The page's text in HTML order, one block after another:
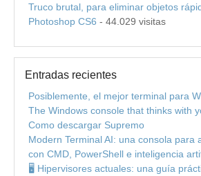
Truco brutal, para eliminar objetos
Photoshop CS6 - 44.029 visitas
Entradas recientes
Posiblemente, el mejor terminal para
The Windows console that thinks with
Como descargar Supremo
Modern Terminal AI: una consola para
con CMD, PowerShell e inteligencia
🖥️ Hipervisores actuales: una guía